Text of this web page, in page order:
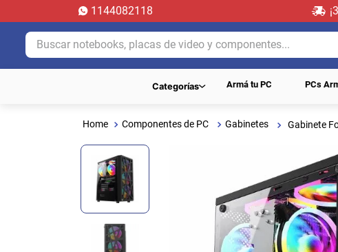
1144082118
Buscar notebooks, placas de video y componentes...
Categorías Armá tu PC PCs
Componentes de PC Gabinetes Gabinete